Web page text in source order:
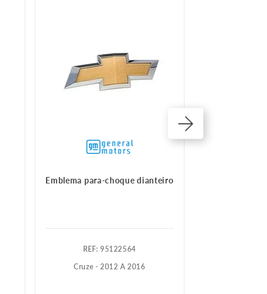
Emblema para-choque dianteiro
:95122564
Cruze - 2012 A 2016